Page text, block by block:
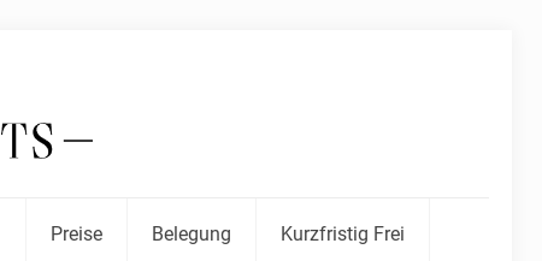
Preise Belegung Kurzfristig Frei